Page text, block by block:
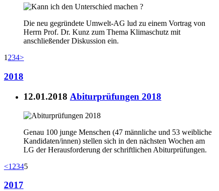
Die neu gegründete Umwelt-AG lud zu einem Vortrag von
Herrn Prof. Dr. Kunz zum Thema Klimaschutz mit
anschließender Diskussion ein.
1234>
2018
12.01.2018 Abiturprüfungen 2018
Genau 100 junge Menschen (47 männliche und 53 weibliche
Kandidaten/innen) stellen sich in den nächsten Wochen am
LG der Herausforderung der schriftlichen Abiturprüfungen.
<1 2345
2017